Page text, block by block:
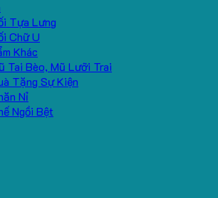
Tựa Lưng
Chữ U
Khác
Tai Bèo, Mũ Lưỡi Trai
Tặng Sự Kiện
Nỉ
Ngồi Bệt